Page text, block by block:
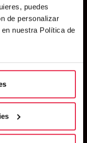
puedes
de personalizar
nuestra Política de